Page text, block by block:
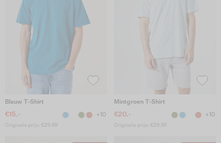
Blauw T-Shirt
€15.- +10
Originele prijs: €29.99
Mintgroen T-Shirt
€20.- +10
Originele prijs: €29.99